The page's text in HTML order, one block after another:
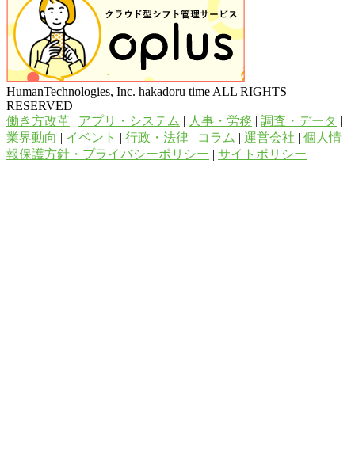
HumanTechnologies, Inc. hakadoru time ALL RIGHTS
RESERVED
働き方改革 | アプリ・システム | 人事・労務 | 調査・データ |
業界動向 | イベント | 行政・法律 | コラム | 運営会社 | 個人情
報保護方針・プライバシーポリシー | サイトポリシー |